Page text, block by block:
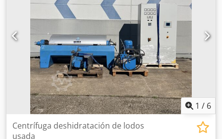
1 / 6
Centrífuga deshidratación de lodos
usada